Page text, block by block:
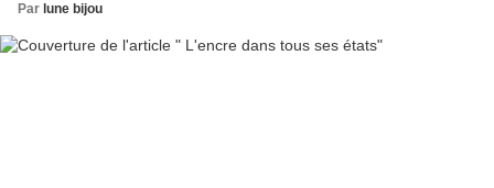
Par lune bijou